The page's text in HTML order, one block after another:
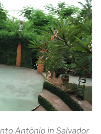
Antônio in Salvador